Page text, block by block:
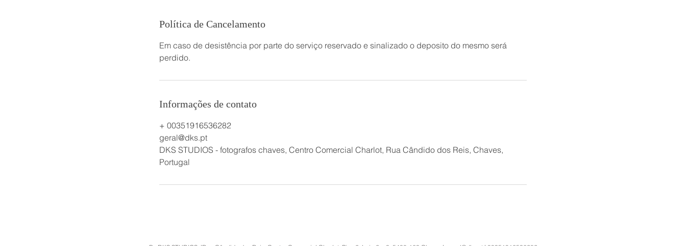
Política de Cancelamento
Em caso de desistência por parte do serviço reservado e sinalizado o deposito do mesmo será
perdido.
Informações de contato
+ 00351916536282
geral@dks.pt
DKS STUDIOS - fotografos chaves, Centro Comercial Charlot, Rua Cândido dos Reis, Chaves,
Portugal